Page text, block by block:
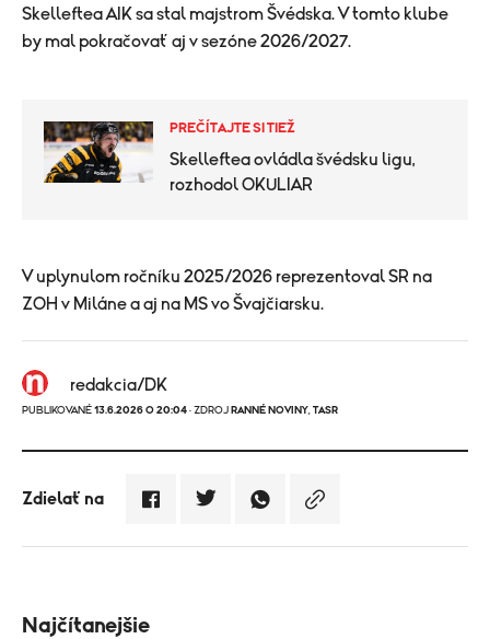
Skelleftea AIK sa stal majstrom Švédska. V tomto klube
by mal pokračovať aj v sezóne 2026/2027.
PREČÍTAJTE SI TIEŽ
Skelleftea ovládla švédsku ligu,
rozhodol OKULIAR
​V uplynulom ročníku 2025/2026 reprezentoval SR na
ZOH v Miláne a aj na MS vo Švajčiarsku.
redakcia/DK
PUBLIKOVANÉ 13.6.2026 O 20:04 · ZDROJ RANNÉ NOVINY TASR
Zdielať na
Najčítanejšie